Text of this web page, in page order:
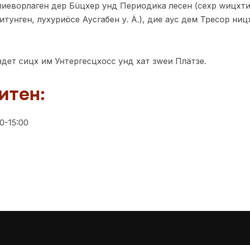
дер Бüцхер унд Периодика лесен (сехр
луxуриöсе Аусгабен у. Ä.), дие аус дем Тресор
сицх им Унтергесцхосс унд хат зwеи Плäтзе.
15:00